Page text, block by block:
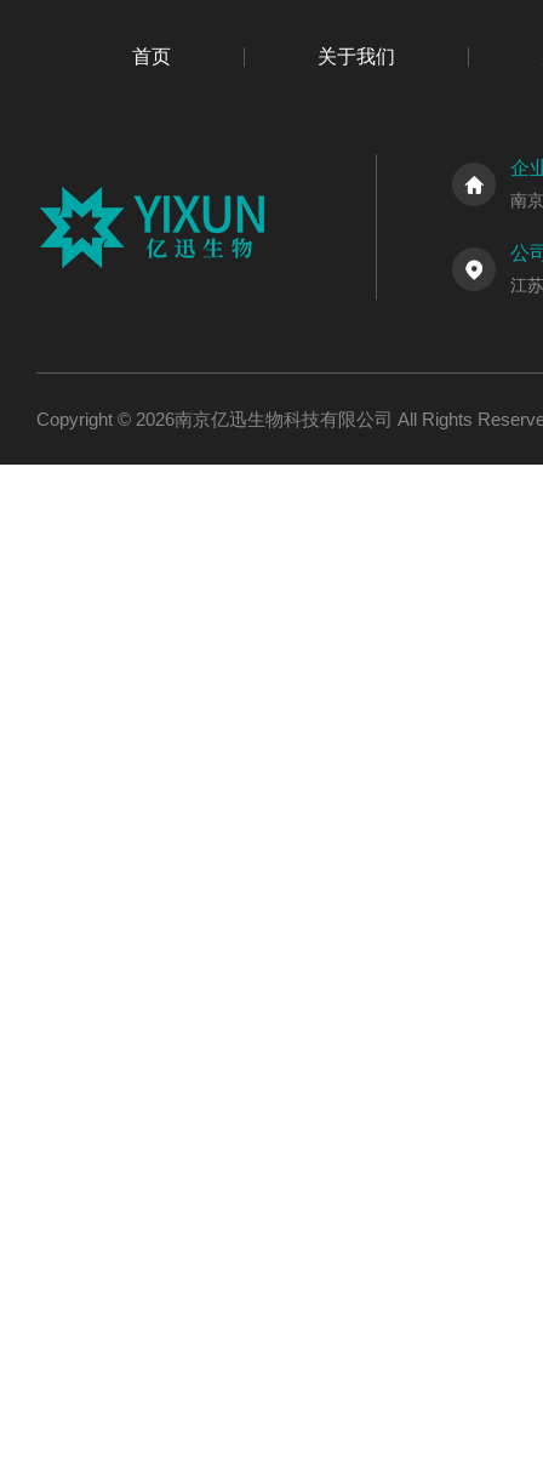
首页 关于我们
企
南
公
江
Copyright © 2026南京亿迅生物科技有限公司 All Rights